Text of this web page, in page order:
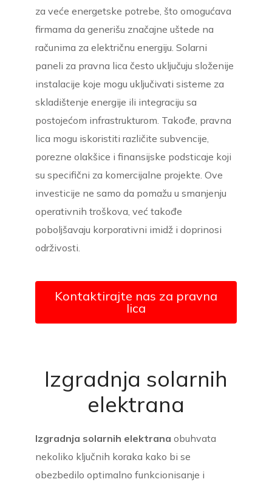
za veće energetske potrebe, što omogućava
firmama da generišu značajne uštede na
računima za električnu energiju. Solarni
paneli za pravna lica često uključuju složenije
instalacije koje mogu uključivati sisteme za
skladištenje energije ili integraciju sa
postojećom infrastrukturom. Takođe, pravna
lica mogu iskoristiti različite subvencije,
porezne olakšice i finansijske podsticaje koji
su specifični za komercijalne projekte. Ove
investicije ne samo da pomažu u smanjenju
operativnih troškova, već takođe
poboljšavaju korporativni imidž i doprinosi
održivosti.
Kontaktirajte nas za pravna
lica
Izgradnja solarnih
elektrana
Izgradnja solarnih elektrana obuhvata
nekoliko ključnih koraka kako bi se
obezbedilo optimalno funkcionisanje i